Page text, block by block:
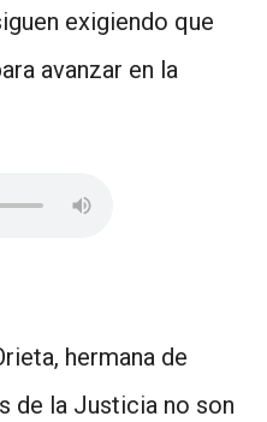
exigiendo que
avanzar en la
hermana de
de la Justicia no son